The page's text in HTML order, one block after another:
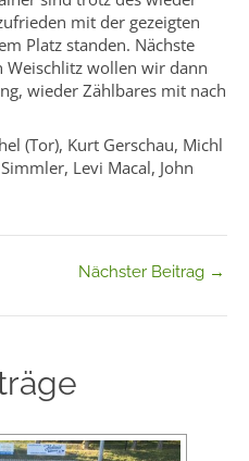
mit der gezeigten
Platz standen. Nächste
Weischlitz wollen wir dann
wieder Zählbares mit nach
(Tor), Kurt Gerschau, Michl
Levi Macal, John
Nächster Beitrag →